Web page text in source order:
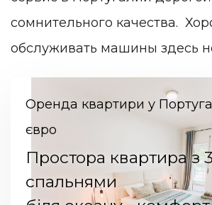
сомнительного качества.
обслуживать машины здесь
Оренда квартири у
євро
Простора квартира з 3
спальнями